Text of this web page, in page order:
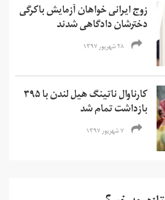
زوج ایرانی خواهان آزمایش باکرگی
دخترشان دادگاهی شدند
۲۸ شهریور ۱۳۹۷
کارناوال ناتینگ هیل لندن با ۳۹۵
بازداشت تمام شد
۷ شهریور ۱۳۹۷